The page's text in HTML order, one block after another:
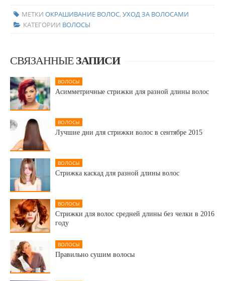
МЕТКИ ОКРАШИВАНИЕ ВОЛОС, УХОД ЗА ВОЛОСАМИ
КАТЕГОРИИ ВОЛОСЫ
СВЯЗАННЫЕ ЗАПИСИ
ВОЛОСЫ
Асимметричные стрижки для разной длины волос
ВОЛОСЫ
Лучшие дни для стрижки волос в сентябре 2015
ВОЛОСЫ
Стрижка каскад для разной длины волос
ВОЛОСЫ
Cтрижки для волос средней длины без челки в 2016
году
ВОЛОСЫ
Правильно сушим волосы